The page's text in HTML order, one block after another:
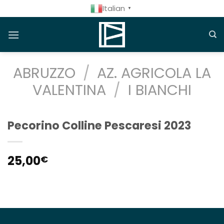
ai
contenuti
Italian ▼
ABRUZZO / AZ. AGRICOLA LA
VALENTINA / I BIANCHI
Pecorino Colline Pescaresi 2023
25,00€